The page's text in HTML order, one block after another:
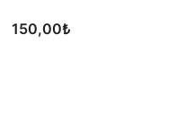
150,00₺